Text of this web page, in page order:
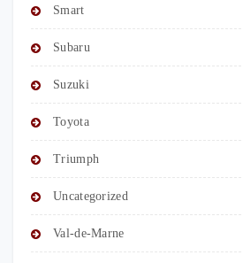
Smart
Subaru
Suzuki
Toyota
Triumph
Uncategorized
Val-de-Marne